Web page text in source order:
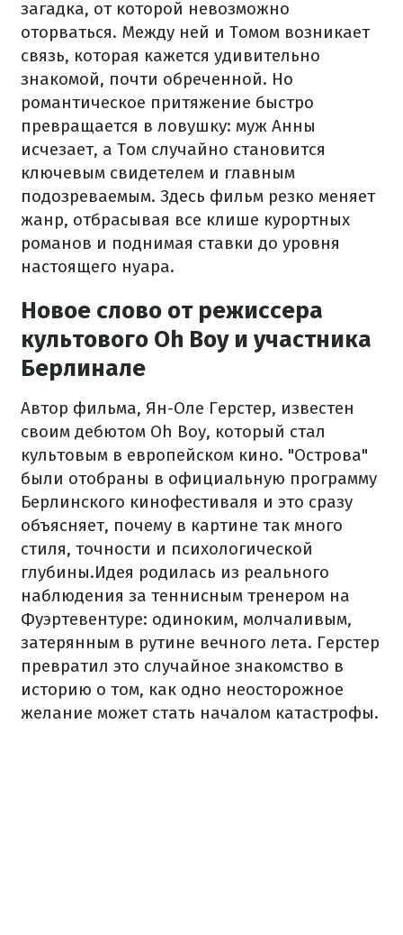
загадка, от которой невозможно
оторваться. Между ней и Томом возникает
связь, которая кажется удивительно
знакомой, почти обреченной. Но
романтическое притяжение быстро
превращается в ловушку: муж Анны
исчезает, а Том случайно становится
ключевым свидетелем и главным
подозреваемым. Здесь фильм резко меняет
жанр, отбрасывая все клише курортных
романов и поднимая ставки до уровня
настоящего нуара.
Новое слово от режиссера
культового Oh Boy и участника
Берлинале
Автор фильма, Ян-Оле Герстер, известен
своим дебютом Oh Boy, который стал
культовым в европейском кино. "Острова"
были отобраны в официальную программу
Берлинского кинофестиваля и это сразу
объясняет, почему в картине так много
стиля, точности и психологической
глубины.Идея родилась из реального
наблюдения за теннисным тренером на
Фуэртевентуре: одиноким, молчаливым,
затерянным в рутине вечного лета. Герстер
превратил это случайное знакомство в
историю о том, как одно неосторожное
желание может стать началом катастрофы.